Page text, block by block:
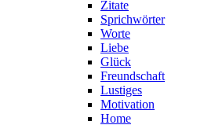
Zitate
Sprichwörter
Worte
Liebe
Glück
Freundschaft
Lustiges
Motivation
Home